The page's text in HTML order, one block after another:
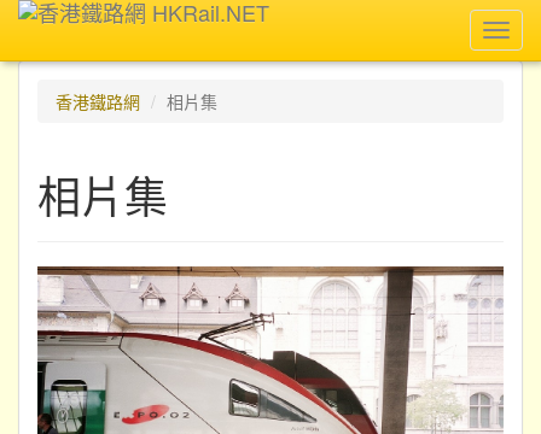
香港鐵路網
相片集
相片集